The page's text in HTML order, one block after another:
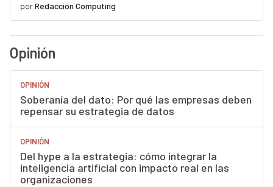
porRedacción Computing
Opinión
OPINIÓN
Soberanía del dato: Por qué las empresas deben
repensar su estrategia de datos
OPINIÓN
Del hype a la estrategia: cómo integrar la
inteligencia artificial con impacto real en las
organizaciones